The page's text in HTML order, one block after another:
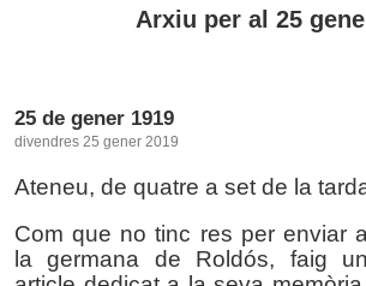
Arxiu per al 25
25 de gener 1919
divendres 25 gener 2019
Ateneu, de quatre a set de la
Com que no tinc res per enviar
la germana de Roldós, faig